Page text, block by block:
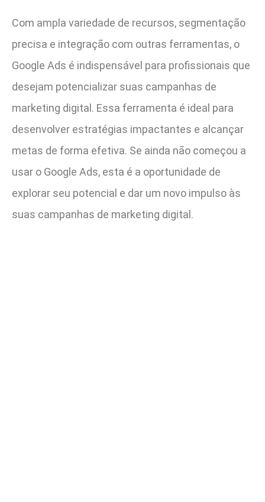
Com ampla variedade de recursos, segmentação
precisa e integração com outras ferramentas, o
Google Ads é indispensável para profissionais que
desejam potencializar suas campanhas de
marketing digital. Essa ferramenta é ideal para
desenvolver estratégias impactantes e alcançar
metas de forma efetiva. Se ainda não começou a
usar o Google Ads, esta é a oportunidade de
explorar seu potencial e dar um novo impulso às
suas campanhas de marketing digital.